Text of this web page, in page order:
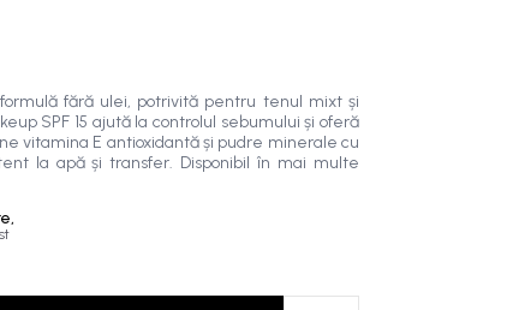
fără ulei, potrivită pentru tenul mixt și
SPF 15 ajută la controlul sebumului și oferă
vitamina E antioxidantă și pudre minerale cu
la apă și transfer. Disponibil în mai multe